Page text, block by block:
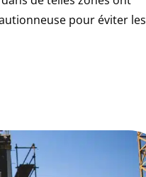
pour éviter les